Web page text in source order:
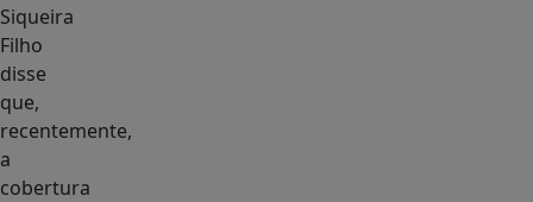
Siqueira
Filho
disse
que,
recentemente,
a
cobertura